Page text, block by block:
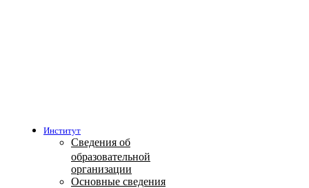
Институт
Сведения об
образовательной
организации
Основные сведения